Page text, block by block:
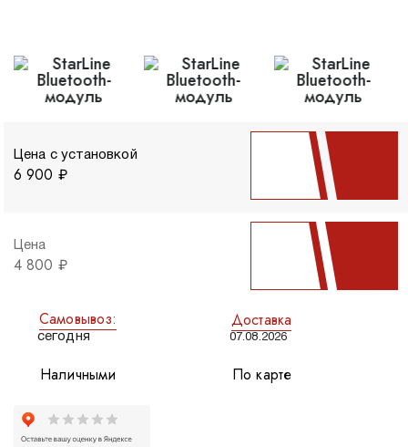
Цена с установкой
6 900 ₽
Цена
4 800 ₽
Самовывоз:
сегодня
Доставка
07.08.2026
Наличными По карте